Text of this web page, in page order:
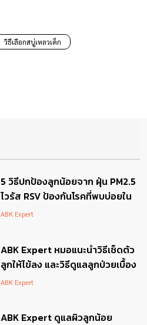
วิธีเลือกสบู่เหลวเด็ก
5 วิธีปกป้องลูกน้อยจาก ฝุ่น PM2.5
ไวรัส RSV ป้องกันโรคที่พบบ่อยใน
ระบบทางเดินหายใจ
ABK Expert
ABK Expert หมอแนะนำวิธีเช็ดตัว
ลูกให้ไข้ลง และวิธีดูแลลูกป่วยเบื้อง
ต้น
ABK Expert
ABK Expert ดูแลผิวลูกน้อย